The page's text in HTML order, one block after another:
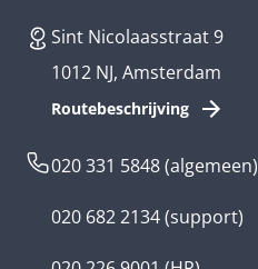
App laten maken
Bedrijfsapp
Sint Nicolaasstraat 9
1012 NJ, Amsterdam
Routebeschrijving
020 331 5848(algemeen)
020 682 2134(support)